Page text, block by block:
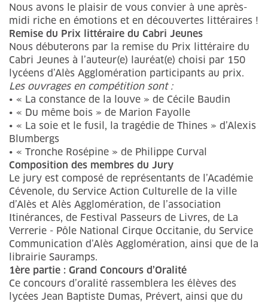
Nous avons le plaisir de vous convier à une après-
midi riche en émotions et en découvertes littéraires !
Remise du Prix littéraire du Cabri Jeunes
Nous débuterons par la remise du Prix littéraire du
Cabri Jeunes à l’auteur(e) lauréat(e) choisi par 150
lycéens d’Alès Agglomération participants au prix.
Les ouvrages en compétition sont :
• « La constance de la louve » de Cécile Baudin
• « Du même bois » de Marion Fayolle
• « La soie et le fusil, la tragédie de Thines » d’Alexis
Blumbergs
• « Tronche Rosépine » de Philippe Curval
Composition des membres du Jury
Le jury est composé de représentants de l’Académie
Cévenole, du Service Action Culturelle de la ville
d’Alès et Alès Agglomération, de l’association
Itinérances, de Festival Passeurs de Livres, de La
Verrerie - Pôle National Cirque Occitanie, du Service
Communication d’Alès Agglomération, ainsi que de la
librairie Sauramps.
1ère partie : Grand Concours d’Oralité
Ce concours d’oralité rassemblera les élèves des
lycées Jean Baptiste Dumas, Prévert, ainsi que du